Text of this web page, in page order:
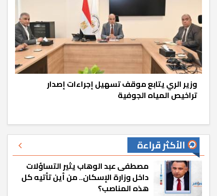
وزير الري يتابع موقف تسهيل إجراءات إصدار
تراخيص المياه الجوفية
الأكثر قراءة
مصطفى عبد الوهاب يثير التساؤلات
داخل وزارة الإسكان.. من أين تأتيه كل
هذه المناصب؟